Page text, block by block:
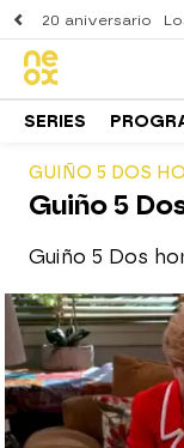
20 aniversario
SERIES
GUIÑO 5 DOS
Guiño 5
Guiño 5 Dos